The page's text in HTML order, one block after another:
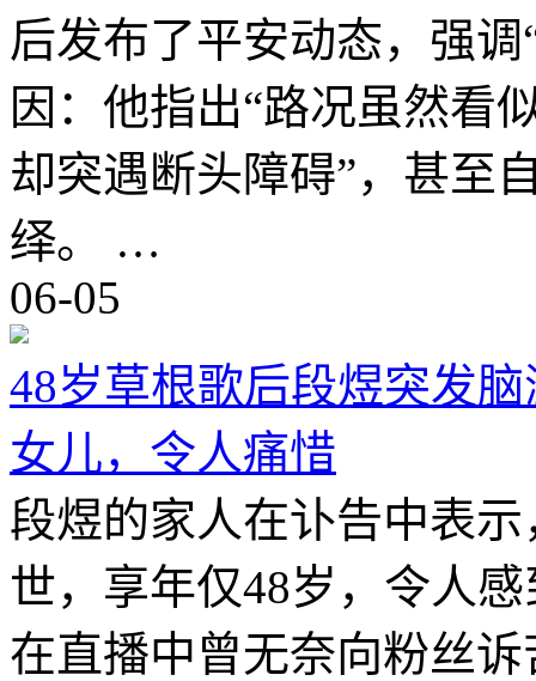
后发布了平安动态，强
因：他指出“路况虽然看
却突遇断头障碍”，甚至
绎。 …
06-05
48岁草根歌后段煜突发
女儿，令人痛惜
段煜的家人在讣告中表
世，享年仅48岁，令人
在直播中曾无奈向粉丝